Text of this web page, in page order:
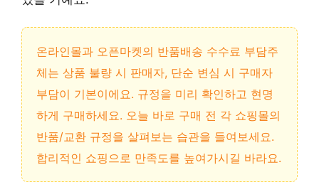
온라인몰과 오픈마켓의 반품배송 수수료 부담주
체는 상품 불량 시 판매자, 단순 변심 시 구매자
부담이 기본이에요. 규정을 미리 확인하고 현명
하게 구매하세요. 오늘 바로 구매 전 각 쇼핑몰의
반품/교환 규정을 살펴보는 습관을 들여보세요.
합리적인 쇼핑으로 만족도를 높여가시길 바라요.